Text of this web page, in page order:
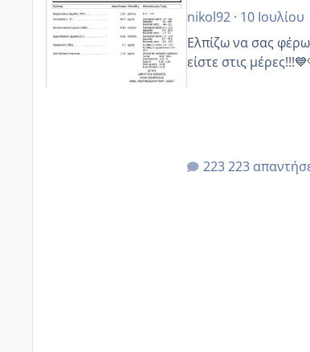
nikol92· 10 Ιουλίου
Ελπίζω να σας
είστε στις
223